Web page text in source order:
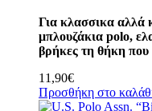
Για κλασσικα αλλά
μπλουζάκια polo,
βρήκες τη θήκη που
11,90€
Προσθήκη στο